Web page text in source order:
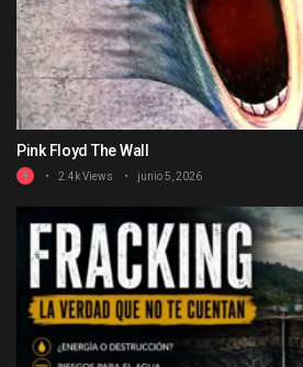
Pink Floyd The Wall
2.4k Views junio 5, 2026